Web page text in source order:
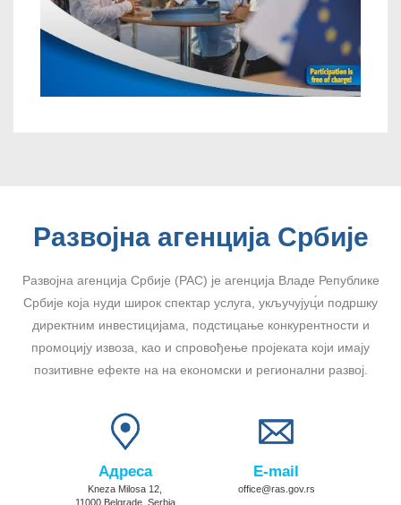
Развојна агенција Србије
Развојна агенција Србије (РАС) је агенција Владе Републике
Србије која нуди широк спектар услуга, укључујуц́и подршку
директним инвестицијама, подстицање конкурентности и
промоцију извоза, као и спровођење пројеката који имају
позитивне ефекте на на економски и регионални развој.
Адреса
Kneza Milosa 12,
11000 Belgrade, Serbia
E-mail
office@ras.gov.rs